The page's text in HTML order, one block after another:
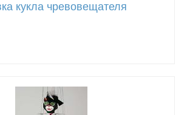
кукла чревовещателя